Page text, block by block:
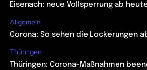
Eisenach: neue Vollsperrung ab heute
Allgemein
Corona: So sehen die Lockerungen
Thüringen
Thüringen: Corona-Maßnahmen